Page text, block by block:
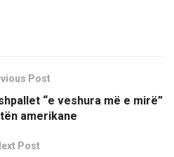
Post
“e veshura më e mirë”
amerikane
Post